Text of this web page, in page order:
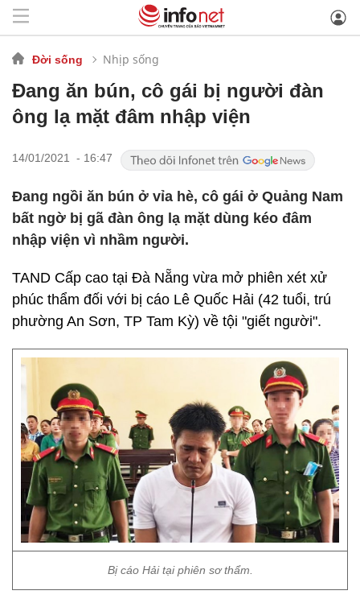
Đời sống Nhịp sống
Đang ăn bún, cô gái bị người đàn
ông lạ mặt đâm nhập viện
14/01/2021 - 16:47
Đang ngồi ăn bún ở vỉa hè, cô gái ở Quảng Nam
bất ngờ bị gã đàn ông lạ mặt dùng kéo đâm
nhập viện vì nhầm người.
TAND Cấp cao tại Đà Nẵng vừa mở phiên xét xử
phúc thẩm đối với bị cáo Lê Quốc Hải (42 tuổi, trú
phường An Sơn, TP Tam Kỳ) về tội "giết người".
Bị cáo Hải tại phiên sơ thẩm.